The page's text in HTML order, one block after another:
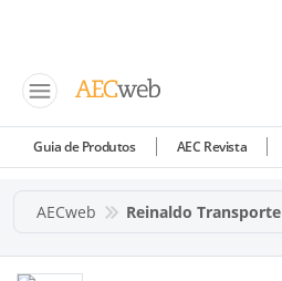
Guia de Produtos AEC Revista
AECweb Reinaldo Transporte